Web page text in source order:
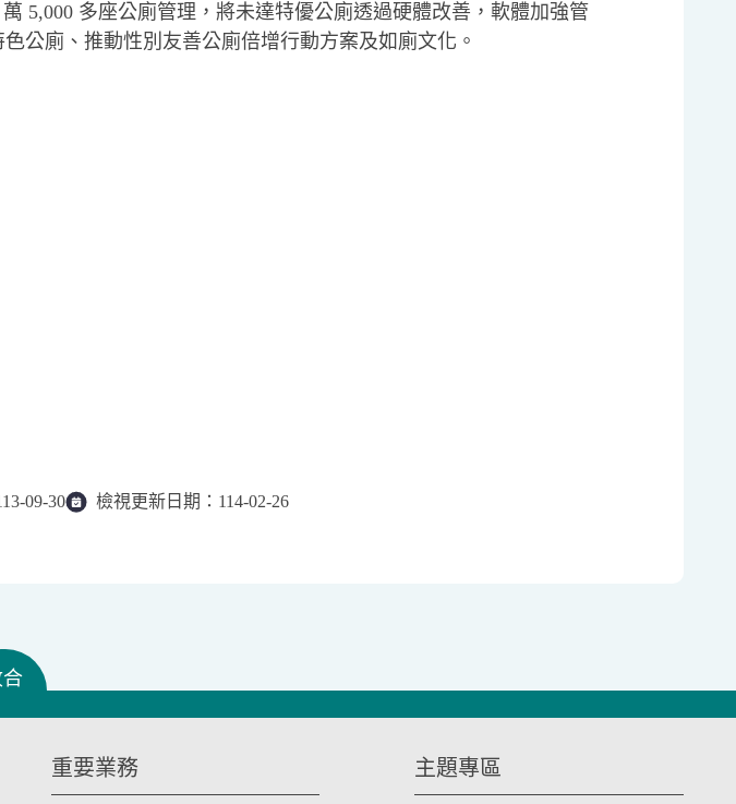
5,000 多座公廁管理，將未達特優公廁透過硬體改善，軟體加強管
公廁、推動性別友善公廁倍增行動方案及如廁文化。
09-30 檢視更新日期： 114-02-26
合
重要業務 主題專區